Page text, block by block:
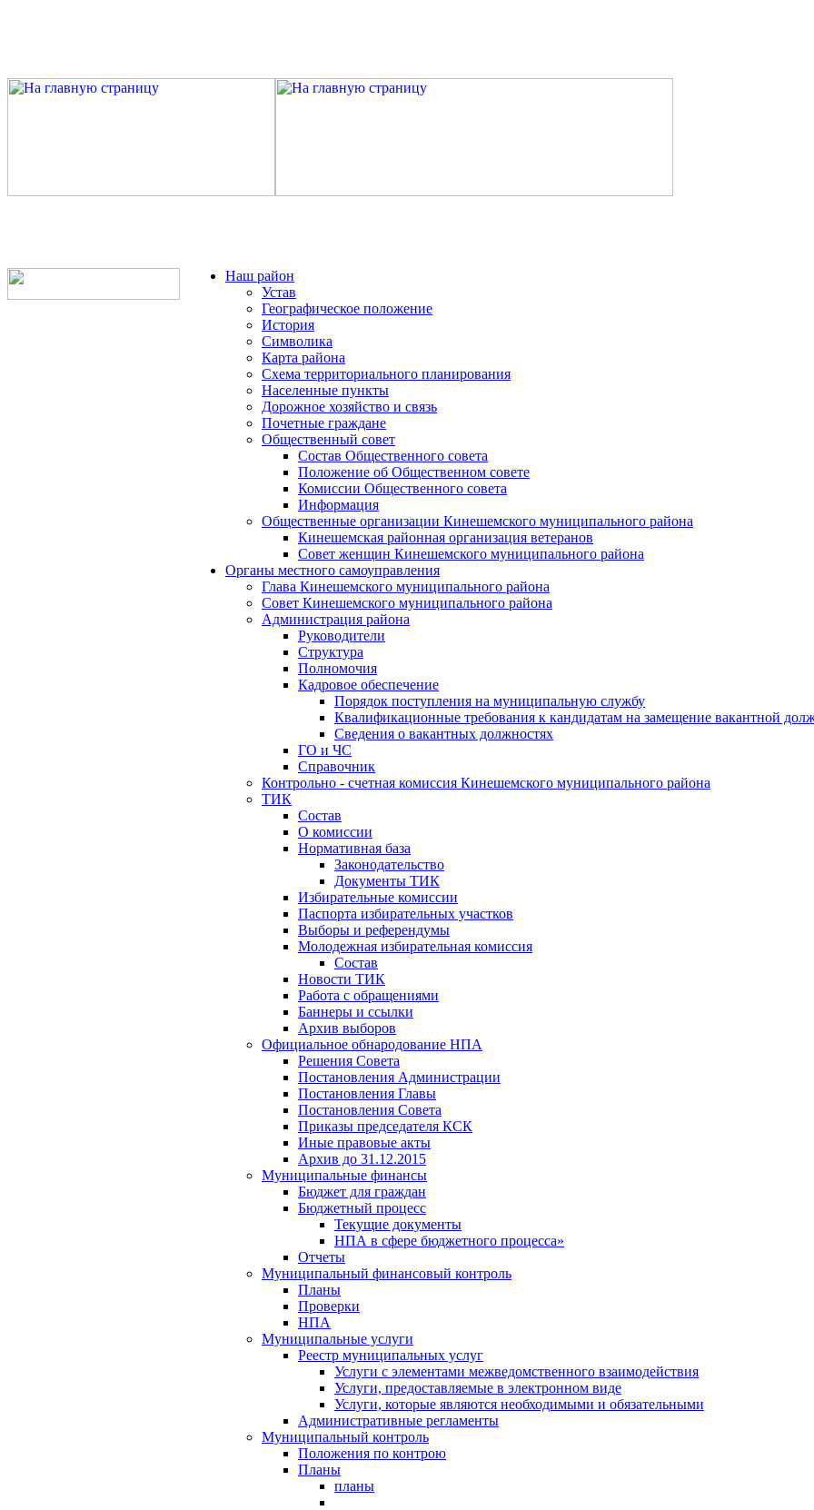
Наш район
Устав
Географическое положение
История
Символика
Карта района
Схема территориального планирования
Населенные пункты
Дорожное хозяйство и связь
Почетные граждане
Общественный совет
Состав Общественного совета
Положение об Общественном совете
Комиссии Общественного совета
Информация
Общественные организации Кинешемского муниципального района
Кинешемская районная организация ветеранов
Совет женщин Кинешемского муниципального района
Органы местного самоуправления
Глава Кинешемского муниципального района
Совет Кинешемского муниципального района
Администрация района
Руководители
Структура
Полномочия
Кадровое обеспечение
Порядок поступления на муниципальную службу
Квалификационные требования к кандидатам на замещение вакантной
Сведения о вакантных должностях
ГО и ЧС
Справочник
Контрольно - счетная комиссия Кинешемского муниципального района
ТИК
Состав
О комиссии
Нормативная база
Законодательство
Документы ТИК
Избирательные комиссии
Паспорта избирательных участков
Выборы и референдумы
Молодежная избирательная комиссия
Состав
Новости ТИК
Работа с обращениями
Баннеры и ссылки
Архив выборов
Официальное обнародование НПА
Решения Совета
Постановления Администрации
Постановления Главы
Постановления Совета
Приказы председателя КСК
Иные правовые акты
Архив до 31.12.2015
Муниципальные финансы
Бюджет для граждан
Бюджетный процесс
Текущие документы
НПА в сфере бюджетного процесса»
Отчеты
Муниципальный финансовый контроль
Планы
Проверки
НПА
Муниципальные услуги
Реестр муниципальных услуг
Услуги с элементами межведомственного взаимодействия
Услуги, предоставляемые в электронном виде
Услуги, которые являются необходимыми и обязательными
Административные регламенты
Муниципальный контроль
Положения по контрою
Планы
планы